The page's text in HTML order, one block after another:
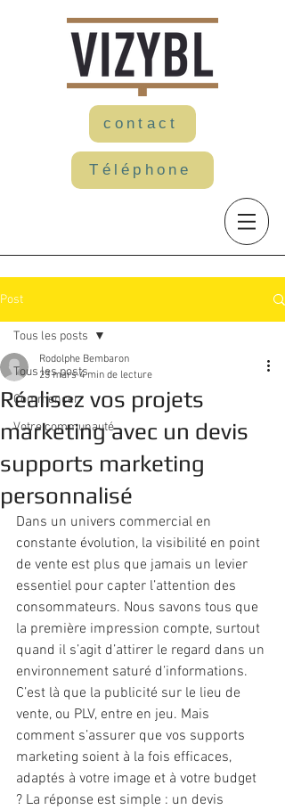
contact
Téléphone
Post
Tous les posts
Commencer
Votre communauté
Tous les posts
Réalisez vos projets
marketing avec un devis
supports marketing
personnalisé
Rodolphe Bembaron
23 mars 4 min de lecture
Dans un univers commercial en
constante évolution, la visibilité en point
de vente est plus que jamais un levier
essentiel pour capter l’attention des
consommateurs. Nous savons tous que
la première impression compte, surtout
quand il s’agit d’attirer le regard dans un
environnement saturé d’informations.
C’est là que la publicité sur le lieu de
vente, ou PLV, entre en jeu. Mais
comment s’assurer que vos supports
marketing soient à la fois efficaces,
adaptés à votre image et à votre budget
? La réponse est simple : un devis